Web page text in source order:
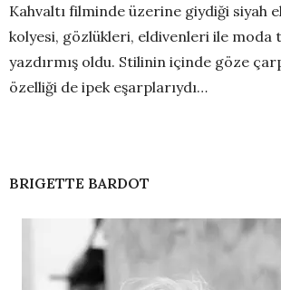
Kahvaltı filminde üzerine giydiği siyah
kolyesi, gözlükleri, eldivenleri ile moda
yazdırmış oldu. Stilinin içinde göze
özelliği de ipek eşarplarıydı…
BRIGETTE BARDOT